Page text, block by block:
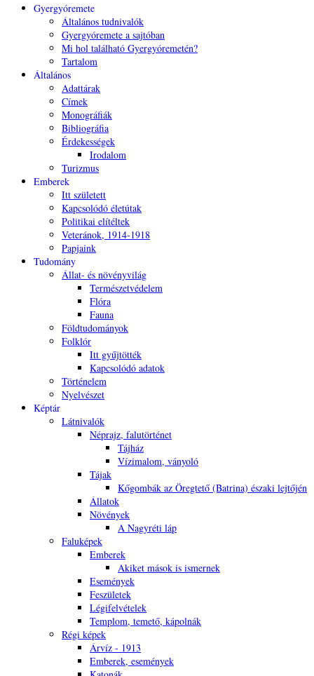
Gyergyóremete
Általános tudnivalók
Gyergyóremete a sajtóban
Mi hol található Gyergyóremetén?
Tartalom
Általános
Adattárak
Címek
Monográfiák
Bibliográfia
Érdekességek
Irodalom
Turizmus
Emberek
Itt született
Kapcsolódó életútak
Politikai elítéltek
Veteránok, 1914-1918
Papjaink
Tudomány
Állat- és növényvilág
Természetvédelem
Flóra
Fauna
Földtudományok
Folklór
Itt gyűjtötték
Kapcsolódó adatok
Történelem
Nyelvészet
Képtár
Látnivalók
Néprajz, falutörténet
Tájház
Vízimalom, ványoló
Tájak
Kőgombák az Öregtető (Batrina) északi lejtőjén
Állatok
Növények
A Nagyréti láp
Faluképek
Emberek
Akiket mások is ismernek
Események
Feszületek
Légifelvételek
Templom, temető, kápolnák
Régi képek
Árvíz - 1913
Emberek, események